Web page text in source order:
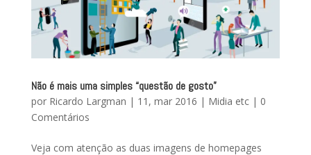
Não é mais uma simples “questão de gosto”
por Ricardo Largman | 11, mar 2016 | Midia etc| 0
Comentários
Veja com atenção as duas imagens de homepages